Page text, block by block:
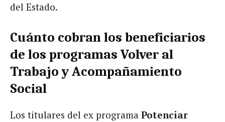
del Estado.
Cuánto cobran los beneficiarios
de los programas Volver al
Trabajo y Acompañamiento
Social
Los titulares del ex programa Potenciar